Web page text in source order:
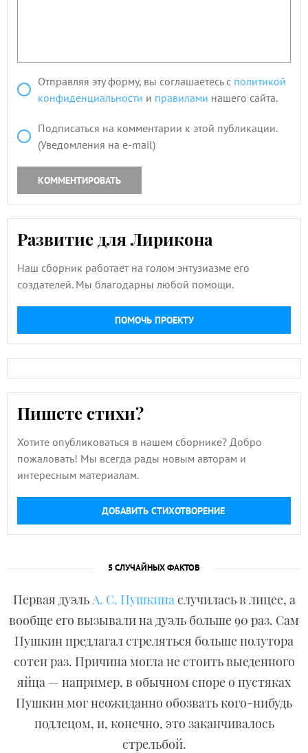
Отправляя эту форму, вы соглашаетесь с политикой
конфиденциальности и правилами нашего сайта.
Подписаться на комментарии к этой публикации.
(Уведомления на e-mail)
КОММЕНТИРОВАТЬ
Развитие для Лирикона
Наш сборник работает на голом энтузиазме его
создателей. Мы благодарны любой помощи.
ПОМОЧЬ ПРОЕКТУ
Пишете стихи?
Хотите опубликоваться в нашем сборнике? Добро
пожаловать! Мы всегда рады новым авторам и
интересным материалам.
ДОБАВИТЬ СТИХОТВОРЕНИЕ
5 СЛУЧАЙНЫХ ФАКТОВ
Первая дуэльА. С. Пушкинаслучилась в лицее, а
вообще его вызывали на дуэль больше 90 раз. Сам
Пушкин предлагал стреляться больше полутора
сотен раз. Причина могла не стоить выеденного
яйца — например, в обычном споре о пустяках
Пушкин мог неожиданно обозвать кого-нибудь
подлецом, и, конечно, это заканчивалось
стрельбой.